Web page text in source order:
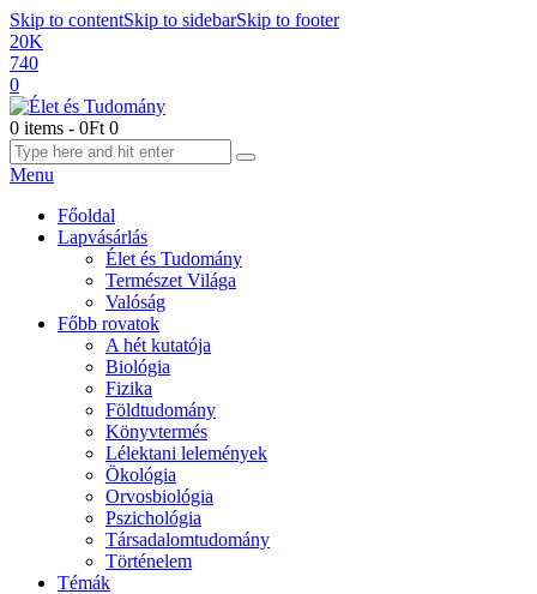
Skip to contentSkip to sidebarSkip to footer
20K
740
0
0 items - 0Ft 0
Menu
Főoldal
Lapvásárlás
Élet és Tudomány
Természet Világa
Valóság
Főbb rovatok
A hét kutatója
Biológia
Fizika
Földtudomány
Könyvtermés
Lélektani lelemények
Ökológia
Orvosbiológia
Pszichológia
Társadalomtudomány
Történelem
Témák